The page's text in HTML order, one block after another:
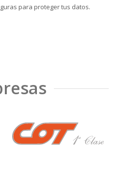
para proteger tus datos.
❯